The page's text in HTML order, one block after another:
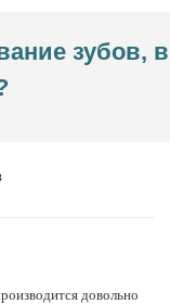
зубов, в
довольно